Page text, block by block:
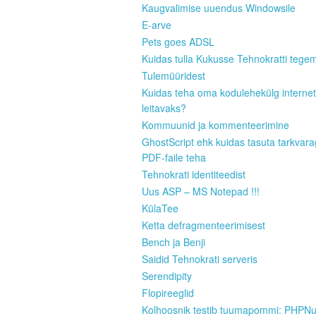
Kaugvalimise uuendus Windowsile
E-arve
Pets goes ADSL
Kuidas tulla Kukusse Tehnokratti
Tulemüüridest
Kuidas teha oma kodulehekülg
leitavaks?
Kommuunid ja kommenteerimine
GhostScript ehk kuidas tasuta
PDF-faile teha
Tehnokrati identiteedist
Uus ASP – MS Notepad !!!
KülaTee
Ketta defragmenteerimisest
Bench ja Benji
Saidid Tehnokrati serveris
Serendipity
Flopireeglid
Kolhoosnik testib tuumapommi: